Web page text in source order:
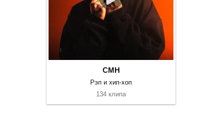
CMH
Рэп и хип-хоп
134 клипа